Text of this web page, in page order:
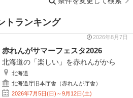
トランキング
2026年8月7日
赤れんがサマーフェスタ2026
北海道の「楽しい」を赤れんがから
北海道
北海道庁旧本庁舎（赤れんが庁舎）
2026年7月5日(日)～9月12日(土)